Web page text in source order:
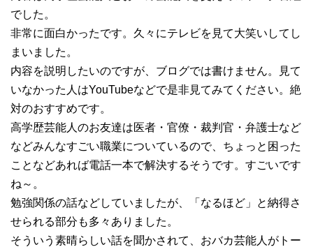
でした。
非常に面白かったです。久々にテレビを見て大笑いしてし
まいました。
内容を説明したいのですが、ブログでは書けません。見て
いなかった人はYouTubeなどで是非見てみてください。絶
対のおすすめです。
高学歴芸能人のお友達は医者・官僚・裁判官・弁護士など
などみんなすごい職業についているので、ちょっと困った
ことなどあれば電話一本で解決するそうです。すごいです
ね～。
勉強関係の話などしていましたが、「なるほど」と納得さ
せられる部分も多々ありました。
そういう素晴らしい話を聞かされて、おバカ芸能人がトー